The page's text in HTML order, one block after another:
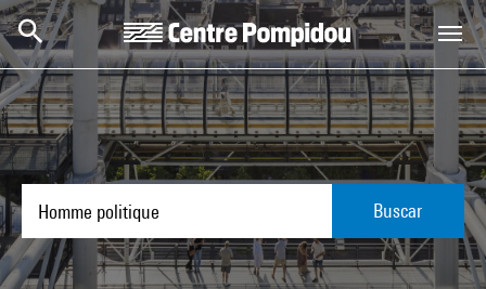
Skip to main content
Centre Pompidou
Buscar